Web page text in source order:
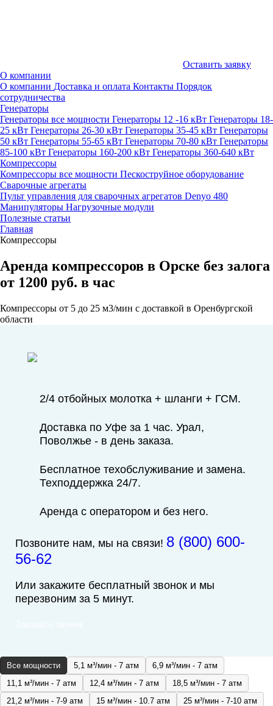
Оставить заявку
О компании
О компании Доставка и оплата Контакты Порядок
сотрудничества
Генераторы
Генераторы все мощности Генераторы 12 -16 кВт Генераторы 18-
25 кВт Генераторы 26-30 кВт Генераторы 35-45 кВт Генераторы
50 кВт Генераторы 55-65 кВт Генераторы 70-80 кВт Генераторы
85-100 кВт Генераторы 160-200 кВт Генераторы 360-640 кВт
Компрессоры
Компрессоры все мощности Пескоструйное оборудование
Сварочные агрегаты
Пульт управления для сварочных агрегатов Denyo 480
Манипуляторы Нагрузочные модули
Полезные статьи
Главная
Компрессоры
Аренда компрессоров в Орске без залога
от 1200 руб. в час
Компрессоры от 5 до 25 м3/мин с доставкой в Оренбургской
области
2/4 отбойных молотка + шланги + ГСМ.
Доставка по Уфе за 1 час. Урал,
Поволжье - в день заказа.
Бесплатное техобслуживание и замена.
Техподдержка 24/7.
Аренда с оператором и без него.
Позвоните нам, мы на связи! 8 (800) 600-
56-62
Или закажите бесплатный звонок и мы
перезвоним за 5 минут.
Все мощности 5,1 м³/мин - 7 атм
6,9 м³/мин - 7 атм
11,1 м³/мин - 7 атм
12,4 м³/мин - 7 атм
18,5 м³/мин - 7 атм
21,2 м³/мин - 7-9 атм
15 м³/мин - 10.7 атм
25 м³/мин - 7-10 атм